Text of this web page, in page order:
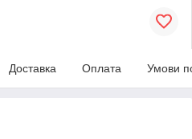
Доставка Оплата Умови